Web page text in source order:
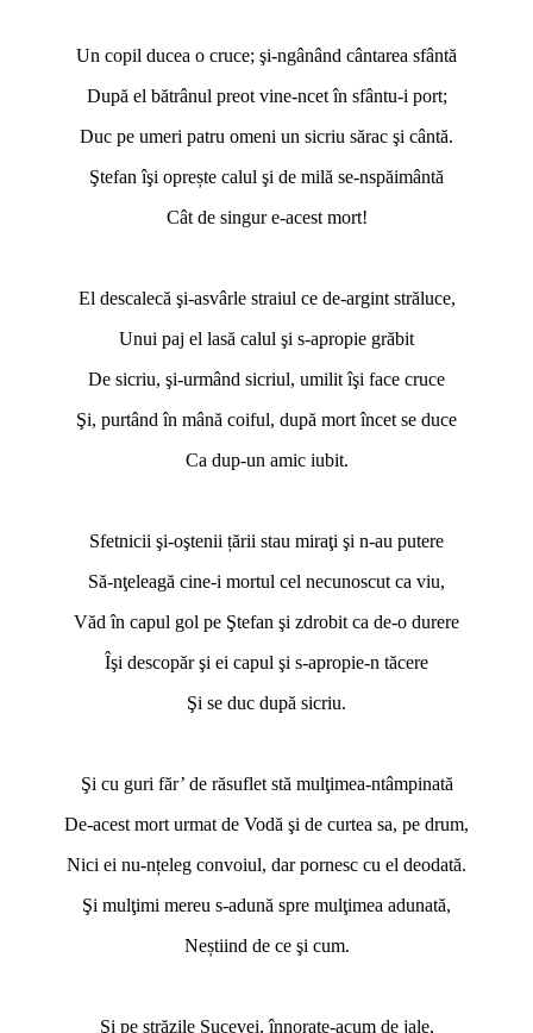
Un copil ducea o cruce; şi-ngânând cântarea sfântă
După el bătrânul preot vine-ncet în sfântu-i port;
Duc pe umeri patru omeni un sicriu sărac şi cântă.
Ştefan îşi oprește calul şi de milă se-nspăimântă
Cât de singur e-acest mort!
El descalecă şi-asvârle straiul ce de-argint străluce,
Unui paj el lasă calul şi s-apropie grăbit
De sicriu, şi-urmând sicriul, umilit îşi face cruce
Şi, purtând în mână coiful, după mort încet se duce
Ca dup-un amic iubit.
Sfetnicii şi-oştenii țării stau miraţi şi n-au putere
Să-nţeleagă cine-i mortul cel necunoscut ca viu,
Văd în capul gol pe Ştefan şi zdrobit ca de-o durere
Îşi descopăr şi ei capul şi s-apropie-n tăcere
Şi se duc după sicriu.
Şi cu guri făr’ de răsuflet stă mulţimea-ntâmpinată
De-acest mort urmat de Vodă şi de curtea sa, pe drum,
Nici ei nu-nțeleg convoiul, dar pornesc cu el deodată.
Şi mulţimi mereu s-adună spre mulţimea adunată,
Neștiind de ce şi cum.
Şi pe străzile Sucevei, înnorate-acum de jale,